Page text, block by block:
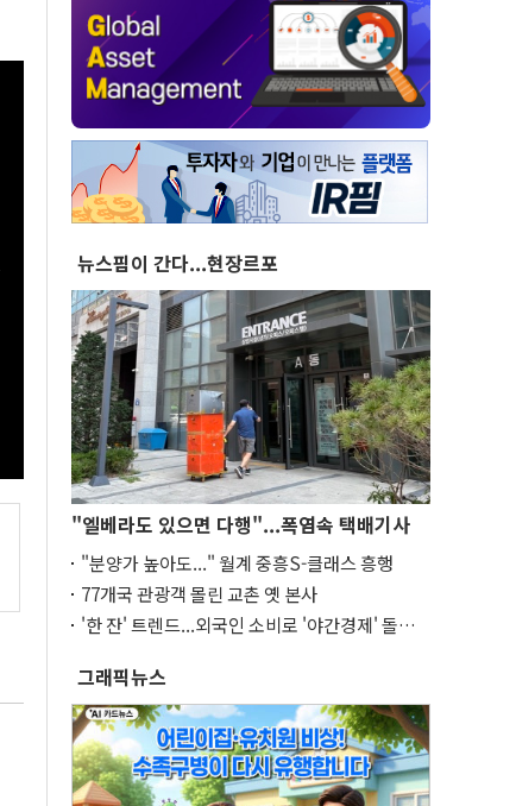
[스팟Live] *풀영상* "조직의 명운 건다는 각오
로 환골탈태 해야"...경찰 조직의 전면적 쇄신 촉
구한 한병도 | 26.08.06 더불어민주당 정책조정
뉴스핌이 간다...현장르포
"엘베라도 있으면 다행"...폭염속 택배기사
"분양가 높아도..." 월계 중흥S-클래스 흥행
77개국 관광객 몰린 교촌 옛 본사
'한 잔' 트렌드...외국인 소비로 '야간경제' 돌파
그래픽뉴스